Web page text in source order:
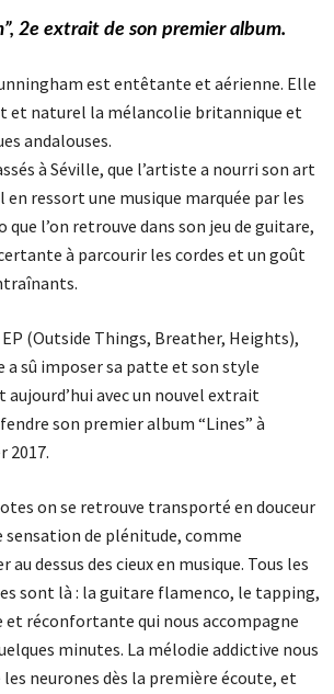
2e extrait de son premier album.
est entêtante et aérienne. Elle
et naturel la mélancolie britannique et
andalouses.
à Séville, que l’artiste a nourri son art
en ressort une musique marquée par les
l’on retrouve dans son jeu de guitare,
à parcourir les cordes et un goût
EP (Outside Things, Breather, Heights),
a sû imposer sa patte et son style
avec un nouvel extrait
son premier album “Lines” à
2017.
on se retrouve transporté en douceur
sensation de plénitude, comme
au dessus des cieux en musique. Tous les
sont là : la guitare flamenco, le tapping,
et réconfortante qui nous accompagne
minutes. La mélodie addictive nous
neurones dès la première écoute, et